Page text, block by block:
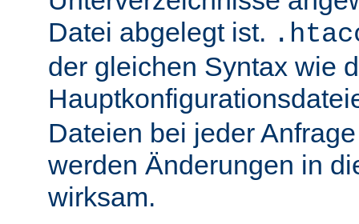
Datei abgelegt ist.
der gleichen Syntax wie
Dateien bei jeder
werden Änderungen in
wirksam.